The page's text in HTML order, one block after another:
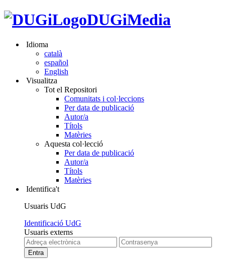
DUGiMedia
Idioma
català
español
English
Visualitza
Tot el Repositori
Comunitats i col·leccions
Per data de publicació
Autor/a
Títols
Matèries
Aquesta col·lecció
Per data de publicació
Autor/a
Títols
Matèries
Identifica't
Usuaris UdG
Identificació UdG
Usuaris externs